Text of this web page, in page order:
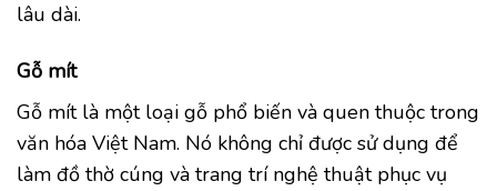
lâu dài.
Gỗ mít
Gỗ mít là một loại gỗ phổ biến và quen thuộc trong
văn hóa Việt Nam. Nó không chỉ được sử dụng để
làm đồ thờ cúng và trang trí nghệ thuật phục vụ